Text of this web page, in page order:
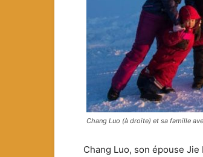
Chang Luo (à droite) et sa famille
Chang Luo, son épouse